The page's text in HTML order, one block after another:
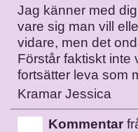
Jag känner med
vare sig man vill
vidare, men det
Förstår faktiskt inte
fortsätter leva som
Kramar Jessica
Kommentar